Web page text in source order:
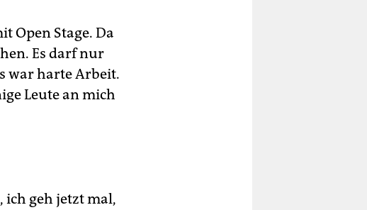
Open Stage. Da
Es darf nur
war harte Arbeit.
Leute an mich
ich geh jetzt mal,